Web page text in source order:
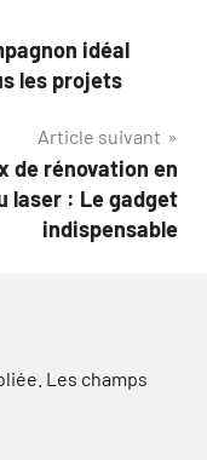
idéal
les projets
Article suivant
de rénovation en
laser : Le gadget
indispensable
Les champs